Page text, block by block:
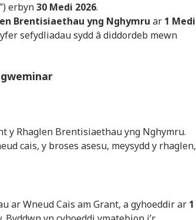
erbyn30 Medi 2026.
Brentisiaethau yng Nghymru ar 1 Medi
sefydliadau sydd â diddordeb mewn
y Rhaglen Brentisiaethau yng Nghymru.
cais, y broses asesu, meysydd y rhaglen,
ar Wneud Cais am Grant, a gyhoeddir ar 1